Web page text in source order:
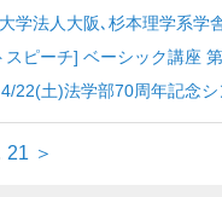
学法人大阪､杉本理学系学
ピーチ] ベーシック講座
22(土)法学部70周年記念
21 ＞